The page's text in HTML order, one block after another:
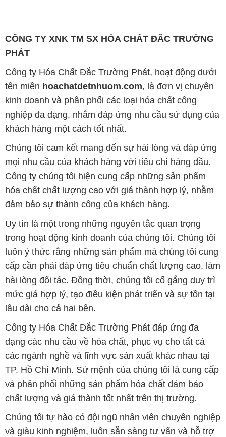
CÔNG TY XNK TM SX HÓA CHẤT ĐẮC TRƯỜNG
PHÁT
Công ty Hóa Chất Đắc Trường Phát, hoạt động dưới
tên miền hoachatdetnhuom.com, là đơn vị chuyên
kinh doanh và phân phối các loại hóa chất công
nghiệp đa dạng, nhằm đáp ứng nhu cầu sử dụng của
khách hàng một cách tốt nhất.
Chúng tôi cam kết mang đến sự hài lòng và đáp ứng
mọi nhu cầu của khách hàng với tiêu chí hàng đầu.
Công ty chúng tôi hiện cung cấp những sản phẩm
hóa chất chất lượng cao với giá thành hợp lý, nhằm
đảm bảo sự thành công của khách hàng.
Uy tín là một trong những nguyên tắc quan trọng
trong hoạt động kinh doanh của chúng tôi. Chúng tôi
luôn ý thức rằng những sản phẩm mà chúng tôi cung
cấp cần phải đáp ứng tiêu chuẩn chất lượng cao, làm
hài lòng đối tác. Đồng thời, chúng tôi cố gắng duy trì
mức giá hợp lý, tạo điều kiện phát triển và sự tồn tại
lâu dài cho cả hai bên.
Công ty Hóa Chất Đắc Trường Phát đáp ứng đa
dạng các nhu cầu về hóa chất, phục vụ cho tất cả
các ngành nghề và lĩnh vực sản xuất khác nhau tại
TP. Hồ Chí Minh. Sứ mệnh của chúng tôi là cung cấp
và phân phối những sản phẩm hóa chất đảm bảo
chất lượng và giá thành tốt nhất trên thị trường.
Chúng tôi tự hào có đội ngũ nhân viên chuyên nghiệp
và giàu kinh nghiệm, luôn sẵn sàng tư vấn và hỗ trợ